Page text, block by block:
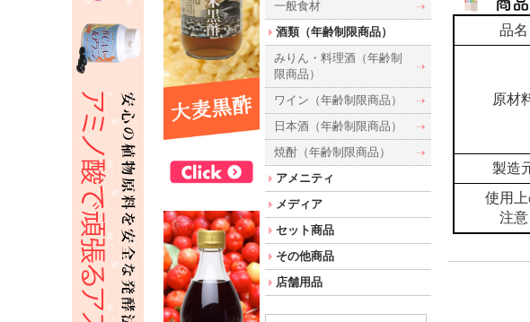
品名
原材
製造
使用
注意
一般食材
酒類（年齢制限商品）
みりん・料理酒（年齢制
限商品）
ワイン（年齢制限商品）
日本酒（年齢制限商品）
焼酎（年齢制限商品）
アメニティ
メディア
セット商品
その他商品
店舗用品